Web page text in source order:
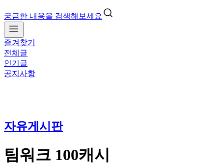
궁금한 내용을 검색해보세요
즐겨찾기
전체글
인기글
공지사항
자유게시판
팀워크 100캐시